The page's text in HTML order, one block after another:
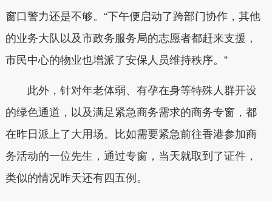
窗口警力还是不够。“下午便启动了跨部门协作，其他
的业务大队以及市政务服务局的志愿者都赶来支援，
市民中心的物业也增派了安保人员维持秩序。”
此外，针对年老体弱、有孕在身等特殊人群开设
的绿色通道，以及满足紧急商务需求的商务专窗，都
在昨日派上了大用场。比如需要紧急前往香港参加商
务活动的一位先生，通过专窗，当天就取到了证件，
类似的情况昨天还有四五例。